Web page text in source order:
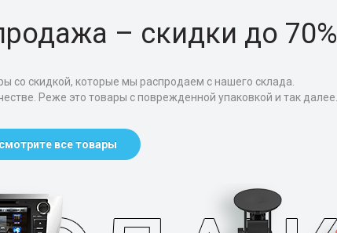
– скидки до 70%
со скидкой, которые мы распродаем с нашего склада.
Реже это товары с поврежденной упаковкой и так далее.
все товары